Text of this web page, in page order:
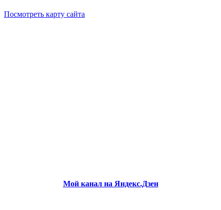
Посмотреть карту сайта
Мой канал на Яндекс.Дзен